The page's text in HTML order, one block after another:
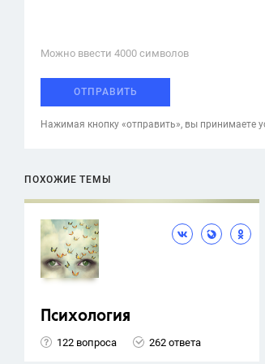
Можно ввести 4000 cимволов
ОТПРАВИТЬ
Нажимая кнопку «отправить», вы принимаете
ПОХОЖИЕ ТЕМЫ
Психология
122 вопроса 262 ответа